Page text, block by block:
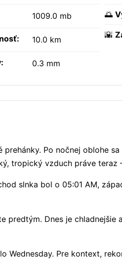
1009.0 mb
10.0 km
0.3 mm
🌅
🌇
Po nočnej oblohe
tropický vzduch práve
slnka bol o 05:01 AM,
predtým. Dnes je
Wednesday. Pre kontext,